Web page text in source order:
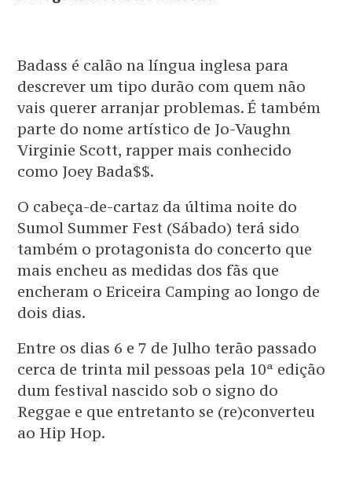
Badass é calão na língua inglesa para
descrever um tipo durão com quem não
vais querer arranjar problemas. É também
parte do nome artístico de Jo-Vaughn
Virginie Scott, rapper mais conhecido
como Joey Bada$$.
O cabeça-de-cartaz da última noite do
Sumol Summer Fest (Sábado) terá sido
também o protagonista do concerto que
mais encheu as medidas dos fãs que
encheram o Ericeira Camping ao longo de
dois dias.
Entre os dias 6 e 7 de Julho terão passado
cerca de trinta mil pessoas pela 10ª edição
dum festival nascido sob o signo do
Reggae e que entretanto se (re)converteu
ao Hip Hop.